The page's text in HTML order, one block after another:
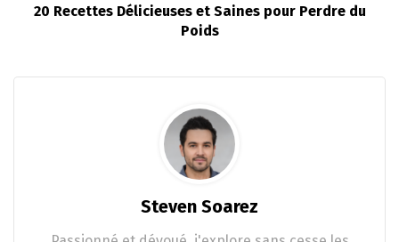
20 Recettes Délicieuses et Saines pour Perdre du
Poids
Steven Soarez